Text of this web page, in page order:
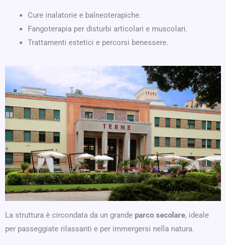
Cure inalatorie e balneoterapiche.
Fangoterapia per disturbi articolari e muscolari.
Trattamenti estetici e percorsi benessere.
La struttura è circondata da un grande parco secolare, ideale
per passeggiate rilassanti e per immergersi nella natura.